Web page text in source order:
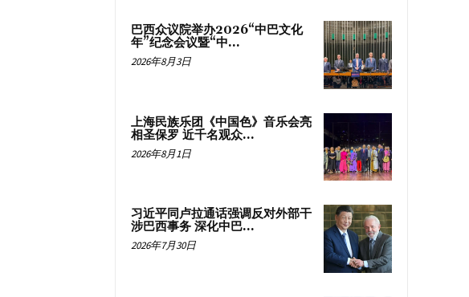
巴西众议院举办2026“中巴文化
年”纪念会议暨“中...
2026年8月3日
上海民族乐团《中国色》音乐会亮
相圣保罗 近千名观众...
2026年8月1日
习近平同卢拉通话强调反对外部干
涉巴西事务 深化中巴...
2026年7月30日